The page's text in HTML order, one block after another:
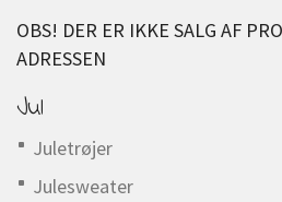
OBS! DER ER IKKE SALG AF
ADRESSEN
Jul
Juletrøjer
Julesweater